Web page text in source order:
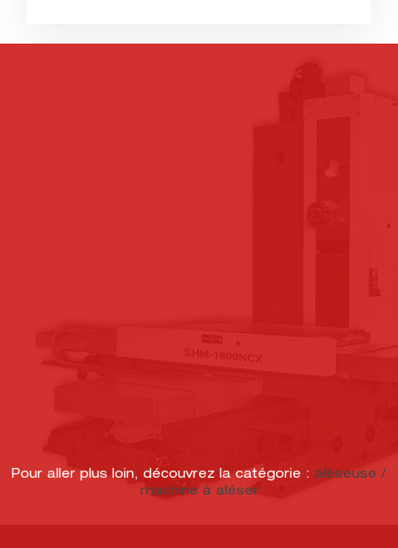
Pour aller plus loin, découvrez la catégorie : aléseuse /
machine à aléser